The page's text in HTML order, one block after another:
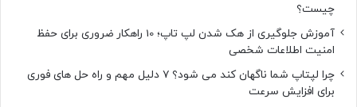
چیست؟
آموزش جلوگیری از هک شدن لپ تاپ؛ 10 راهکار ضروری برای حفظ
امنیت اطلاعات شخصی
چرا لپتاپ شما ناگهان کند می شود؟ ۷ دلیل مهم و راه حل های فوری
برای افزایش سرعت